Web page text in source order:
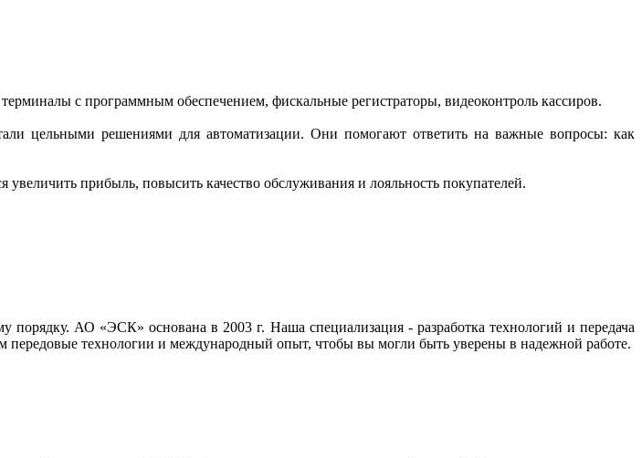
с программным обеспечением, фискальные регистраторы, видеоконтроль кассиров.
цельными решениями для автоматизации. Они помогают ответить на важные вопросы: как
прибыль, повысить качество обслуживания и лояльность покупателей.
АО «ЭСК» основана в 2003 г. Наша специализация - разработка технологий и передача
технологии и международный опыт, чтобы вы могли быть уверены в надежной работе.